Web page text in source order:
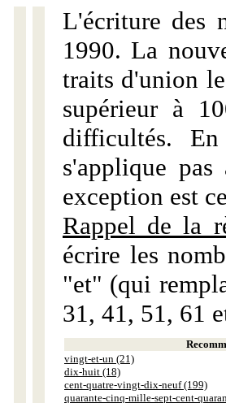
L'écriture des
1990. La
traits d'union
supérieur à
difficultés.
s'applique
exception est
Rappel de la
écrire les
"et" (qui
31, 41, 51, 61
vingt-et-un (21)
dix-huit (18)
cent-quatre-vingt-dix-neuf (199)
quarante-cinq-mille-sept-cent-